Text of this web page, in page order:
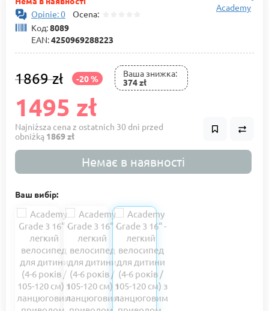
Opinie: 0 Ocena:
Код:8089
EAN:4250969288223
Academy
1869 zł -20 %
Ваша знижка:
374 zł
1495 zł
Najniższa cena z ostatnich 30 dni przed
obniżką 1869 zł
Немає в наявності
Ваш вибір: